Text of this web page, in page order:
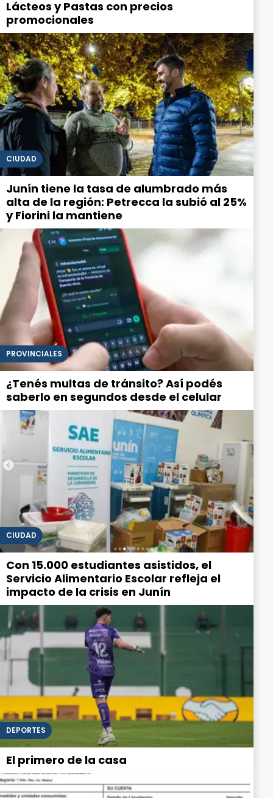
Lácteos y Pastas con precios
promocionales
CIUDAD
Junín tiene la tasa de alumbrado más
alta de la región: Petrecca la subió al 25%
y Fiorini la mantiene
PROVINCIALES
¿Tenés multas de tránsito? Así podés
saberlo en segundos desde el celular
CIUDAD
Con 15.000 estudiantes asistidos, el
Servicio Alimentario Escolar refleja el
impacto de la crisis en Junín
DEPORTES
El primero de la casa